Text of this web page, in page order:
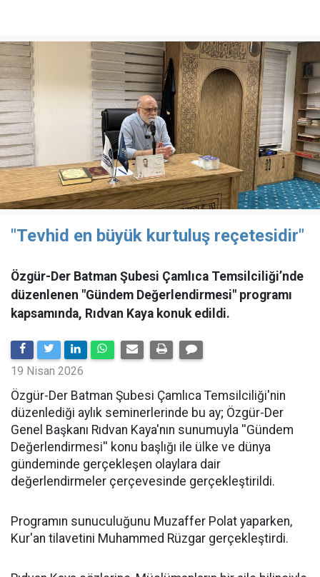
"Tevhid en büyük kurtuluş reçetesidir"
Özgür-Der Batman Şubesi Çamlıca Temsilciliği’nde
düzenlenen "Gündem Değerlendirmesi" programı
kapsamında, Rıdvan Kaya konuk edildi.
19 Nisan 2026
​Özgür-Der Batman Şubesi Çamlıca Temsilciliği'nin
düzenlediği aylık seminerlerinde bu ay; Özgür-Der
Genel Başkanı Rıdvan Kaya'nın sunumuyla ''Gündem
Değerlendirmesi'' konu başlığı ile ülke ve dünya
gündeminde gerçekleşen olaylara dair
değerlendirmeler çerçevesinde gerçekleştirildi.
Programın sunuculuğunu Muzaffer Polat yaparken,
Kur'an tilavetini Muhammed Rüzgar gerçekleştirdi.